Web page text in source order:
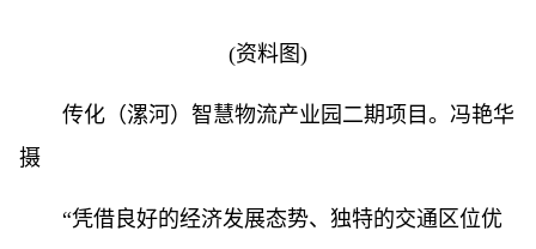
(资料图)
传化（漯河）智慧物流产业园二期项目。冯艳华
摄
“凭借良好的经济发展态势、独特的交通区位优